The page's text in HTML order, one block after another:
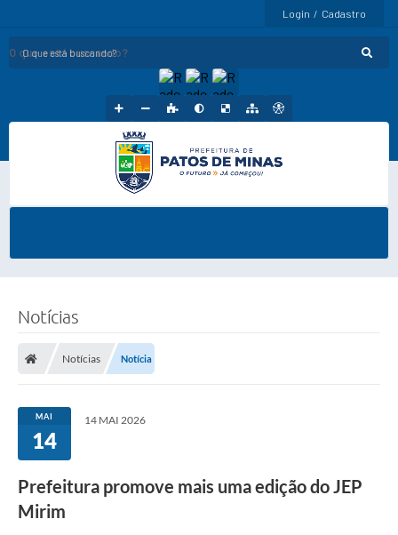
Login / Cadastro
O que está buscando?
Notícias
Notícias Notícia
MAI
14
14 MAI 2026
Prefeitura promove mais uma edição do JEP
Mirim